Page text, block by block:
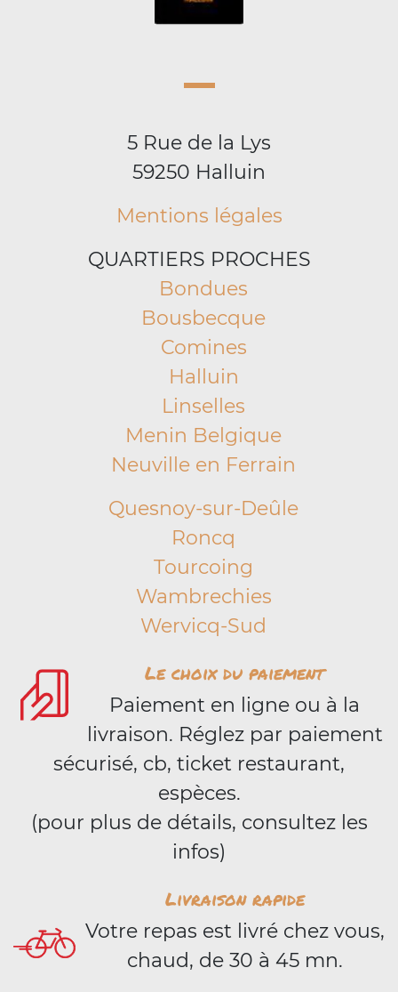
5 Rue de la Lys
59250 Halluin
Mentions légales
QUARTIERS PROCHES
Bondues
Bousbecque
Comines
Halluin
Linselles
Menin Belgique
Neuville en Ferrain
Quesnoy-sur-Deûle
Roncq
Tourcoing
Wambrechies
Wervicq-Sud
Le choix du paiement
Paiement en ligne ou à la
livraison. Réglez par paiement
sécurisé, cb, ticket restaurant,
espèces.
(pour plus de détails, consultez les
infos)
Livraison rapide
Votre repas est livré chez vous,
chaud, de 30 à 45 mn.